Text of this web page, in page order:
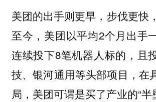
美团的出手则更早，步伐更快
至今，美团以平均2个月出手
连续投下8笔机器人标的，且
技、银河通用等头部项目，在
局，美团可谓是买了产业的“半